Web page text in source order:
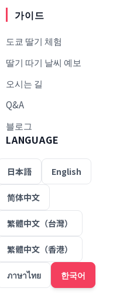
가이드
도쿄 딸기 체험
딸기 따기 날씨 예보
오시는 길
Q&A
블로그
LANGUAGE
日本語 English
简体中文
繁體中文（台灣）
繁體中文（香港）
ภาษาไทย 한국어